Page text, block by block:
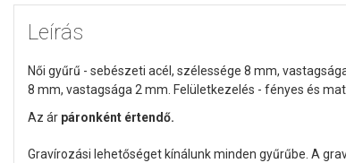
Leírás
Női gyűrű - sebészeti acél, szélessége 8 mm,
8 mm, vastagsága 2 mm. Felületkezelés - fényes és
Az ár páronként értendő.
Gravírozási lehetőséget kínálunk minden gyűrűbe. A